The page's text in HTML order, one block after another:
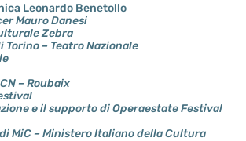
Leonardo Benetollo
Mauro Danesi
Zebra
Torino – Teatro Nazionale
– Roubaix
e il supporto di Operaestate Festival
MiC – Ministero Italiano della Cultura